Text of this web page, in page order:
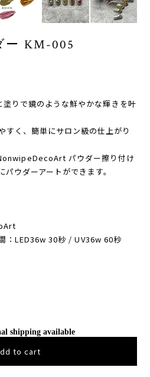
ー KM-005
りで鏡のような鮮やかな輝きを叶
すく、簡単にサロン級の仕上がり
パウダー擦り付け
ウダーアートができます。
：LED36w 30秒 / UV36w 60秒
shipping available
to cart